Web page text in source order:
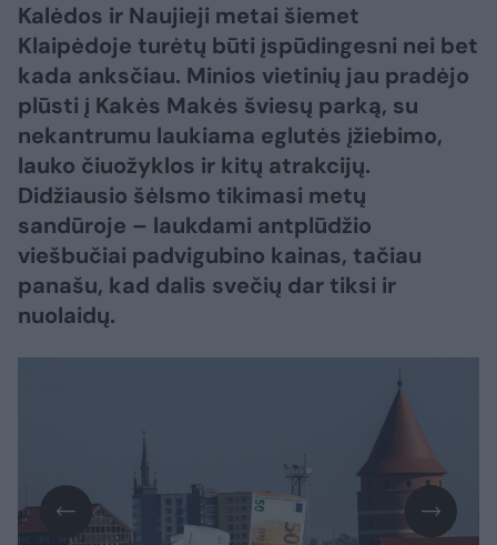
Kalėdos ir Naujieji metai šiemet
Klaipėdoje turėtų būti įspūdingesni nei bet
kada anksčiau. Minios vietinių jau pradėjo
plūsti į Kakės Makės šviesų parką, su
nekantrumu laukiama eglutės įžiebimo,
lauko čiuožyklos ir kitų atrakcijų.
Didžiausio šėlsmo tikimasi metų
sandūroje – laukdami antplūdžio
viešbučiai padvigubino kainas, tačiau
panašu, kad dalis svečių dar tiksi ir
nuolaidų.